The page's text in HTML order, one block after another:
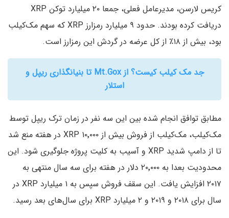
کریس لارسن، مدیرعامل فعلی، جمعا ۲۰ میلیارد توکن XRP
دریافت کرده بودند. حدود ۹ میلیارد رمزارز XRP که سهم مک‌کیلب
بود، بیش از ۱۸٪ از کل عرضه در گردش این رمزارز است.
جد مک کیلب کیست؟ از Mt.Gox تا بنیانگذاری ریپل و
استلار
مطابق توافق انجام شده بین این سه نفر در زمان ترک ریپل توسط
مک‌کیلب، مک‌کیلب از فروش بیش از ۱۰٬۰۰۰ XRP در هفته منع شد
تا از دامپ شدید XRP و آسیب به کلیت پروژه جلوگیری شود. این
محدودیت بعدا به ۲۰٬۰۰۰ دلار در هفته برای سه سال منتهی به
۲۰۱۷ افزایش یافت. این سقف فروش سپس به ۱ میلیارد XRP در
سال برای ۲۰۱۸ و ۲۰۱۹ و ۲ میلیارد XRP برای سال‌های بعد رسید.